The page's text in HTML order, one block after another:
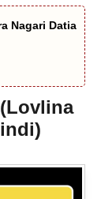
Nagari Datia
(Lovlina